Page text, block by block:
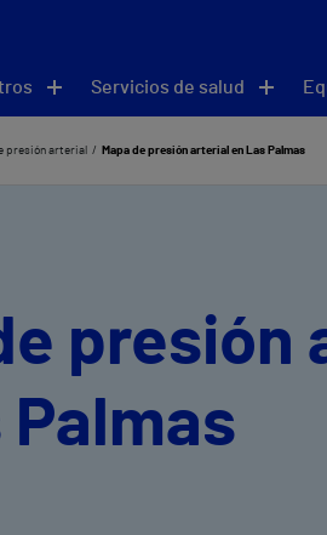
Servicios de salud
presión arterial Mapa de presión arterial en Las Palmas
presión
Palmas